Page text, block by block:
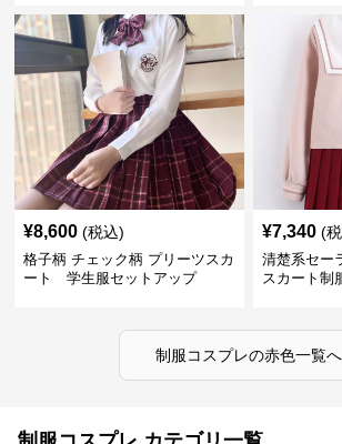
¥8,600 (税込)
格子柄 チェック柄 プリーツスカ
ート 学生服セットアップ
¥7,340 (
清楚系セー
スカート制
制服コスプレの赤色一覧へ